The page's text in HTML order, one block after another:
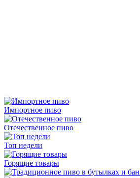
Импортное пиво
Отечественное пиво
Топ недели
Горящие товары